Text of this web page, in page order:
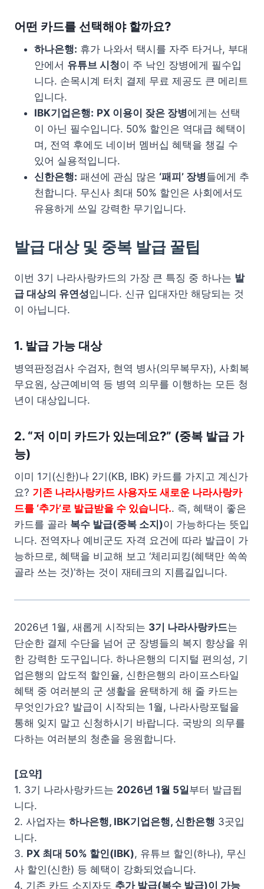
어떤 카드를 선택해야 할까요?
하나은행: 휴가 나와서 택시를 자주 타거나, 부대
안에서 유튜브 시청이 주 낙인 장병에게 필수입
니다. 손목시계 터치 결제 무료 제공도 큰 메리트
입니다.
IBK기업은행: PX 이용이 잦은 장병에게는 선택
이 아닌 필수입니다. 50% 할인은 역대급 혜택이
며, 전역 후에도 네이버 멤버십 혜택을 챙길 수
있어 실용적입니다.
신한은행: 패션에 관심 많은 ‘패피’ 장병들에게 추
천합니다. 무신사 최대 50% 할인은 사회에서도
유용하게 쓰일 강력한 무기입니다.
발급 대상 및 중복 발급 꿀팁
이번 3기 나라사랑카드의 가장 큰 특징 중 하나는 발
급 대상의 유연성입니다. 신규 입대자만 해당되는 것
이 아닙니다.
1. 발급 가능 대상
병역판정검사 수검자, 현역 병사(의무복무자), 사회복
무요원, 상근예비역 등 병역 의무를 이행하는 모든 청
년이 대상입니다.
2. “저 이미 카드가 있는데요?” (중복 발급 가
능)
이미 1기(신한)나 2기(KB, IBK) 카드를 가지고 계신가
요? 기존 나라사랑카드 사용자도 새로운 나라사랑카
드를 ‘추가’로 발급받을 수 있습니다.. 즉, 혜택이 좋은
카드를 골라 복수 발급(중복 소지)이 가능하다는 뜻입
니다. 전역자나 예비군도 자격 요건에 따라 발급이 가
능하므로, 혜택을 비교해 보고 ‘체리피킹(혜택만 쏙쏙
골라 쓰는 것)’하는 것이 재테크의 지름길입니다.
2026년 1월, 새롭게 시작되는 3기 나라사랑카드는
단순한 결제 수단을 넘어 군 장병들의 복지 향상을 위
한 강력한 도구입니다. 하나은행의 디지털 편의성, 기
업은행의 압도적 할인율, 신한은행의 라이프스타일
혜택 중 여러분의 군 생활을 윤택하게 해 줄 카드는
무엇인가요? 발급이 시작되는 1월, 나라사랑포털을
통해 잊지 말고 신청하시기 바랍니다. 국방의 의무를
다하는 여러분의 청춘을 응원합니다.
[요약]
1. 3기 나라사랑카드는 2026년 1월 5일부터 발급됩
니다.
2. 사업자는 하나은행, IBK기업은행, 신한은행 3곳입
니다.
3. PX 최대 50% 할인(IBK), 유튜브 할인(하나), 무신
사 할인(신한) 등 혜택이 강화되었습니다.
4. 기존 카드 소지자도 추가 발급(복수 발급)이 가능